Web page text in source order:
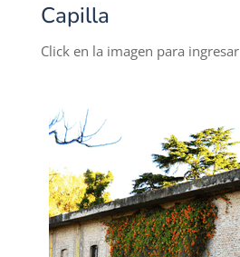
Capilla
Click en la imagen para ingresar